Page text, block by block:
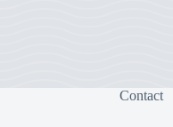
Contact